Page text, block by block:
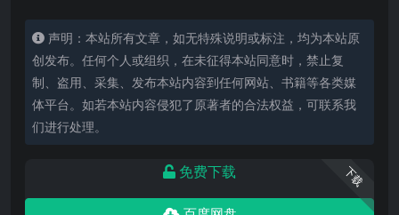
声明：本站所有文章，如无特殊说明或标注，均为本站原
创发布。任何个人或组织，在未征得本站同意时，禁止复
制、盗用、采集、发布本站内容到任何网站、书籍等各类媒
体平台。如若本站内容侵犯了原著者的合法权益，可联系我
们进行处理。
下载
免费下载